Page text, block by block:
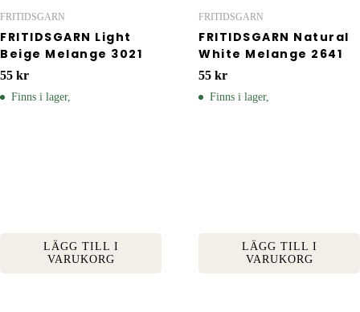
FRITIDSGARN
FRITIDSGARN Light
Beige Melange 3021
55 kr
Finns i lager,
LÄGG TILL I
VARUKORG
FRITIDSGARN
FRITIDSGARN Natural
White Melange 2641
55 kr
Finns i lager,
LÄGG TILL I
VARUKORG